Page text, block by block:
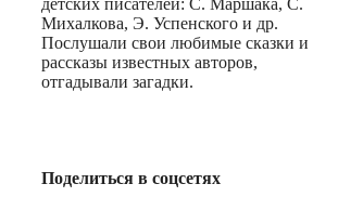
детских писателей: С. Маршака, С.
Михалкова, Э. Успенского и др.
Послушали свои любимые сказки и
рассказы известных авторов,
отгадывали загадки.
Поделиться в соцсетях